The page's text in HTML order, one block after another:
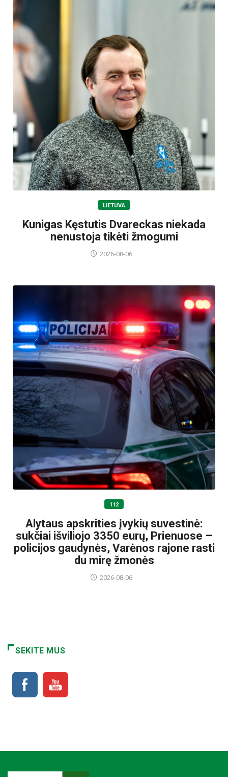
LIETUVA
Kunigas Kęstutis Dvareckas niekada
nenustoja tikėti žmogumi
2026-08-06
112
Alytaus apskrities įvykių suvestinė:
sukčiai išviliojo 3350 eurų, Prienuose –
policijos gaudynės, Varėnos rajone rasti
du mirę žmonės
2026-08-06
SEKITE MUS